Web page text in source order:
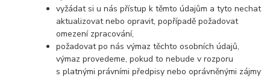
vyžádat si u nás přístup k těmto údajům a tyto nechat
aktualizovat nebo opravit, popřípadě požadovat
omezení zpracování,
požadovat po nás výmaz těchto osobních údajů,
výmaz provedeme, pokud to nebude v rozporu
s platnými právními předpisy nebo oprávněnými zájmy